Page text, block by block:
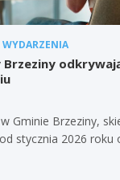
WYDARZENIA
Brzeziny
Gminie Brzeziny,
stycznia 2026